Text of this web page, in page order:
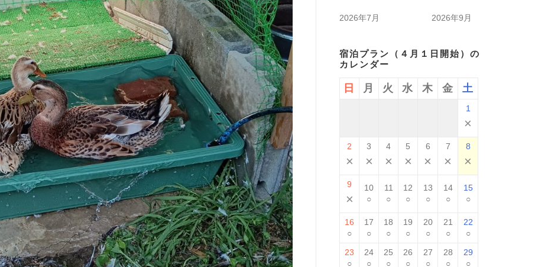
2026年7月 2026年9月
宿泊プラン（４月１日開始）の
カレンダー
日 月 火 水 木 金 土
1
×
2
×
3
×
4
×
5
×
6
×
7
×
8
×
9
×
10
○
11
○
12
○
13
○
14
○
15
○
16
○
17
○
18
○
19
○
20
○
21
○
22
○
23
○
24
○
25
○
26
○
27
○
28
○
29
○